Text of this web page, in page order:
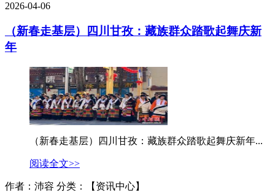
2026-04-06
（新春走基层）四川甘孜：藏族群众踏歌起舞庆新
年
（新春走基层）四川甘孜：藏族群众踏歌起舞庆新年...
阅读全文>>
作者：沛容 分类：【资讯中心】